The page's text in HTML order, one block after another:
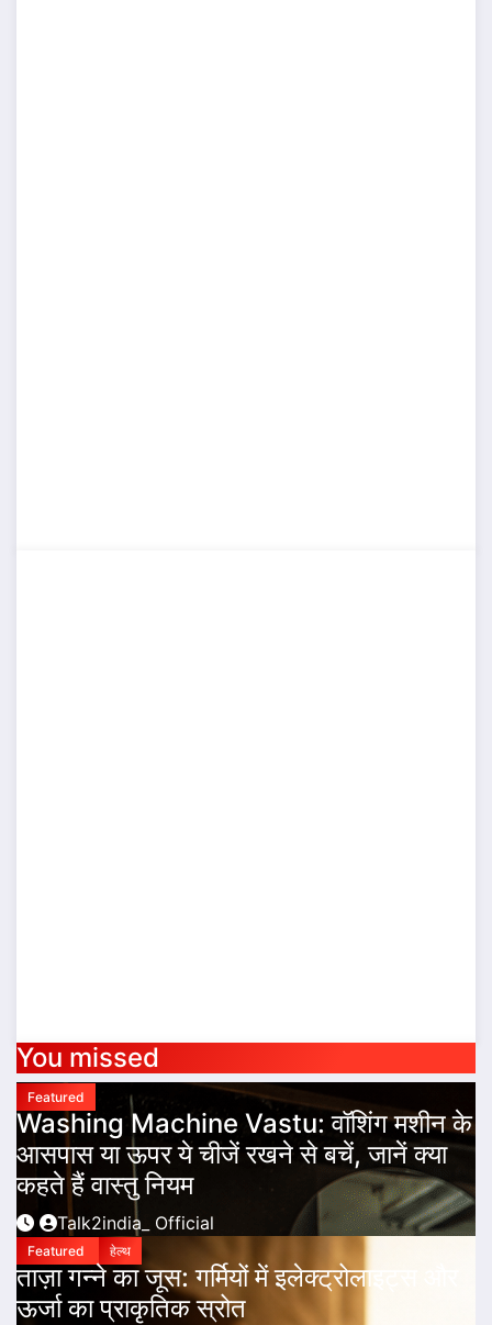
You missed
Featured
Washing Machine Vastu: वॉशिंग मशीन के
आसपास या ऊपर ये चीजें रखने से बचें, जानें क्या
कहते हैं वास्तु नियम
Talk2india_ Official
Featured हेल्थ
ताज़ा गन्ने का जूस: गर्मियों में इलेक्ट्रोलाइट्स और
ऊर्जा का प्राकृतिक स्रोत